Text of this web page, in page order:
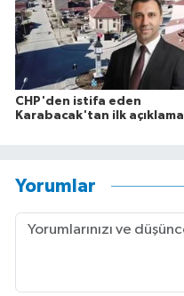
CHP'den istifa eden
Karabacak'tan ilk açıklama
Yorumlar